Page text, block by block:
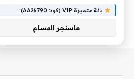
باقة متميزة VIP (كود: AA26790):
ماسنجر المسلم